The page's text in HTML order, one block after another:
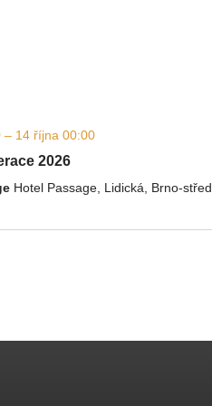
– 14 října 00:00
2026
Hotel Passage, Lidická, Brno-střed,